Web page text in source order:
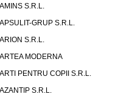
S.R.L.
GRUP S.R.L.
S.R.L.
MODERNA
PENTRU COPII S.R.L.
S.R.L.